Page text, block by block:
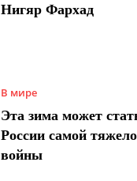
Нигяр Фархад
В мире
Эта зима может
России самой
войны